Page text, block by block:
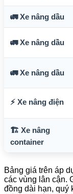
🚛 Xe nâng dầu
🚛 Xe nâng dầu
🚛 Xe nâng dầu
⚡ Xe nâng điện
🏗️ Xe nâng
container
Bảng giá trên áp
các vùng lân cận.
đồng dài hạn, quý